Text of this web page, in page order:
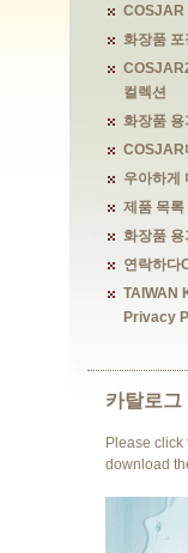
COSJAR
화장품
컬렉션
화장품 용
COSJAR
우아하게
제품 목록
화장품
연락하다
TAIWAN
Privacy
카탈로그
Please
download